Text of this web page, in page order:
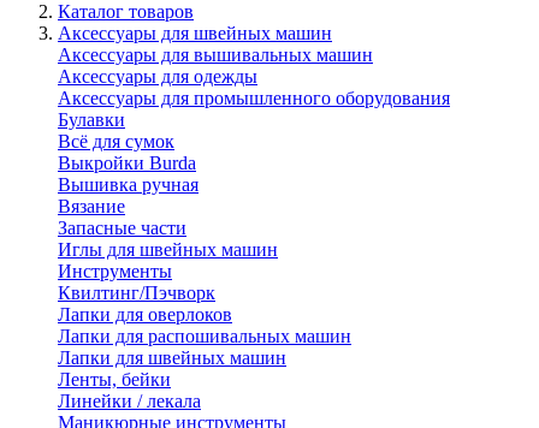
Каталог товаров
Аксессуары для швейных машин
Аксессуары для вышивальных машин
Аксессуары для одежды
Аксессуары для промышленного оборудования
Булавки
Всё для сумок
Выкройки Burda
Вышивка ручная
Вязание
Запасные части
Иглы для швейных машин
Инструменты
Квилтинг/Пэчворк
Лапки для оверлоков
Лапки для распошивальных машин
Лапки для швейных машин
Ленты, бейки
Линейки / лекала
Маникюрные инструменты